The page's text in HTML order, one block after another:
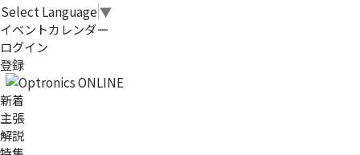
Select Language ▼
イベントカレンダー
ログイン
登録
新着
主張
解説